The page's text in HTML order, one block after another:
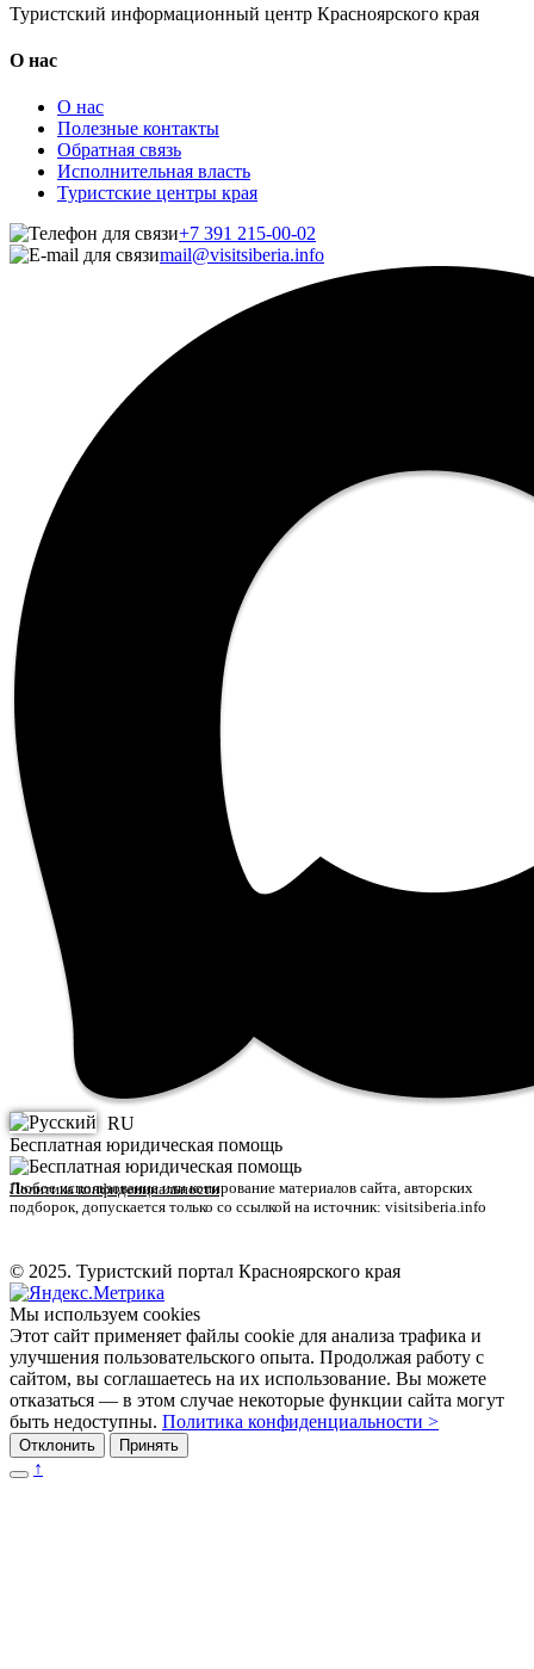
Туристский информационный центр Красноярского края
О нас
О нас
Полезные контакты
Обратная связь
Исполнительная власть
Туристские центры края
+7 391 215-00-02
mail@visitsiberia.info
RU
Бесплатная юридическая помощь
Политика конфиденциальности
Любое использование или копирование материалов сайта, авторских
подборок, допускается только со ссылкой на источник: visitsiberia.info
© 2025. Туристский портал Красноярского края
Мы используем cookies
Этот сайт применяет файлы cookie для анализа трафика и
улучшения пользовательского опыта. Продолжая работу с
сайтом, вы соглашаетесь на их использование. Вы можете
отказаться — в этом случае некоторые функции сайта могут
быть недоступны. Политика конфиденциальности >
Отклонить Принять
↑